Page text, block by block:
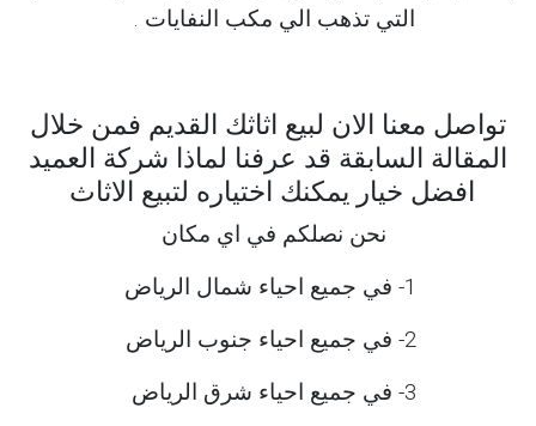
التي تذهب الي مكب النفايات .
تواصل معنا الان لبيع اثاثك القديم فمن خلال
المقالة السابقة قد عرفنا لماذا شركة العميد
افضل خيار يمكنك اختياره لتبيع الاثاث
نحن نصلكم في اي مكان
1- في جميع احياء شمال الرياض
2- في جميع احياء جنوب الرياض
3- في جميع احياء شرق الرياض